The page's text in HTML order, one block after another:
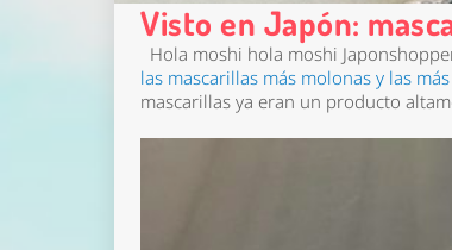
Visto en Japón:
Hola moshi hola moshi
las mascarillas más molonas y las
mascarillas ya eran un producto